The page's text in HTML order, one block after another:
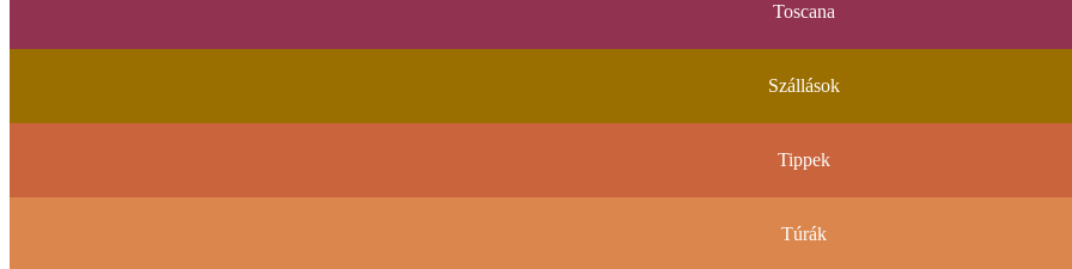
Toscana
Szállások
Tippek
Túrák